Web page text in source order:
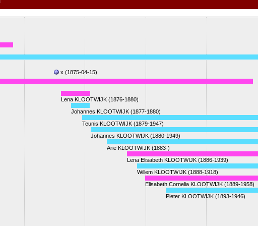
Pieter KLOOTWIJK (1893-1946)
Elisabeth Cornelia KLOOTWIJK (1889-1958)
Willem KLOOTWIJK (1888-1918)
Lena Elisabeth KLOOTWIJK (1886-1939)
Arie KLOOTWIJK (1883-)
Johannes KLOOTWIJK (1880-1949)
Teunis KLOOTWIJK (1879-1947)
Johannes KLOOTWIJK (1877-1880)
Lena KLOOTWIJK (1876-1880)
x (1875-04-15)